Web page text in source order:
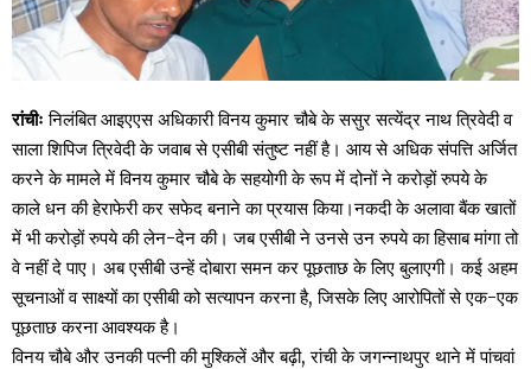
रांचीः निलंबित आइएएस अधिकारी विनय कुमार चौबे के ससुर सत्येंद्र नाथ त्रिवेदी व
साला शिपिज त्रिवेदी के जवाब से एसीबी संतुष्ट नहीं है। आय से अधिक संपत्ति अर्जित
करने के मामले में विनय कुमार चौबे के सहयोगी के रूप में दोनों ने करोड़ों रुपये के
काले धन की हेराफेरी कर सफेद बनाने का प्रयास किया।नकदी के अलावा बैंक खातों
में भी करोड़ों रुपये की लेन-देन की। जब एसीबी ने उनसे उन रुपये का हिसाब मांगा तो
वे नहीं दे पाए। अब एसीबी उन्हें दोबारा समन कर पूछताछ के लिए बुलाएगी। कई अहम
सूचनाओं व साक्ष्यों का एसीबी को सत्यापन करना है, जिसके लिए आरोपितों से एक-एक
पूछताछ करना आवश्यक है।
विनय चौबे और उनकी पत्नी की मुश्किलें और बढ़ी, रांची के जगन्नाथपुर थाने में पांचवां